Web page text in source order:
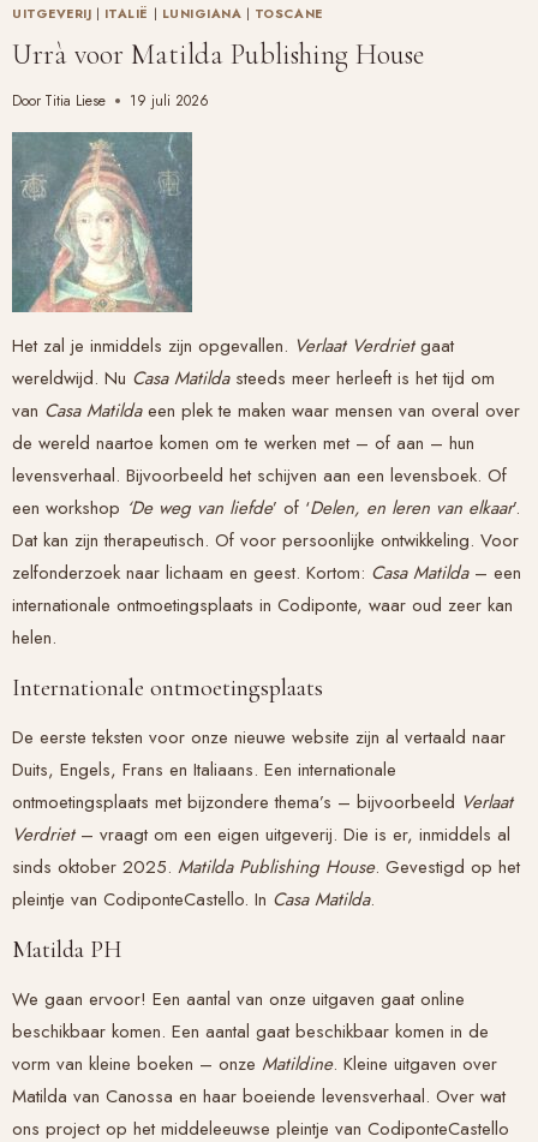
UITGEVERIJ | ITALIË | LUNIGIANA | TOSCANE
Urrà voor Matilda Publishing House
Door Titia Liese 19 juli 2026
Het zal je inmiddels zijn opgevallen. Verlaat Verdrietgaat
wereldwijd. Nu Casa Matildasteeds meer herleeft is het tijd om
van Casa Matildaeen plek te maken waar mensen van overal over
de wereld naartoe komen om te werken met – of aan – hun
levensverhaal. Bijvoorbeeld het schijven aan een levensboek. Of
een workshop ‘De weg van liefde’ of ‘Delen, en leren van elkaar’.
Dat kan zijn therapeutisch. Of voor persoonlijke ontwikkeling. Voor
zelfonderzoek naar lichaam en geest. Kortom: Casa Matilda– een
internationale ontmoetingsplaats in Codiponte, waar oud zeer kan
helen.
Internationale ontmoetingsplaats
De eerste teksten voor onze nieuwe website zijn al vertaald naar
Duits, Engels, Frans en Italiaans. Een internationale
ontmoetingsplaats met bijzondere thema’s – bijvoorbeeld Verlaat
Verdriet– vraagt om een eigen uitgeverij. Die is er, inmiddels al
sinds oktober 2025. Matilda Publishing House. Gevestigd op het
pleintje van CodiponteCastello. In Casa Matilda.
Matilda PH
We gaan ervoor! Een aantal van onze uitgaven gaat online
beschikbaar komen. Een aantal gaat beschikbaar komen in de
vorm van kleine boeken – onze Matildine. Kleine uitgaven over
Matilda van Canossa en haar boeiende levensverhaal. Over wat
ons project op het middeleeuwse pleintje van CodiponteCastello